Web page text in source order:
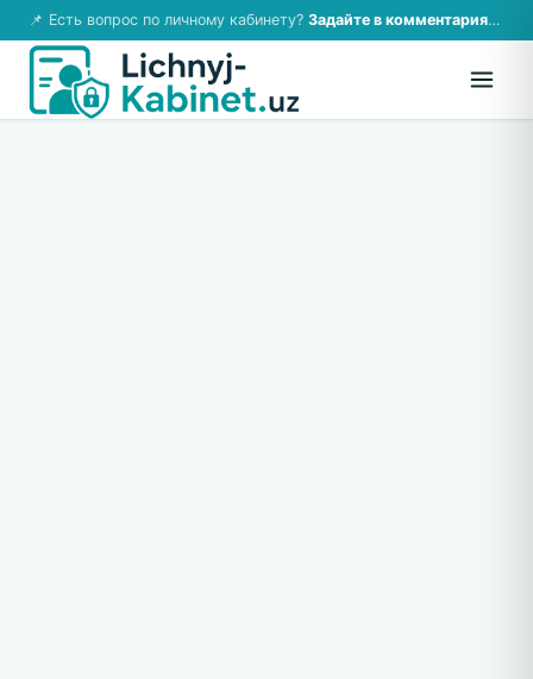
📌 Есть вопрос по личному кабинету? Задайте в комментариях — ответим!